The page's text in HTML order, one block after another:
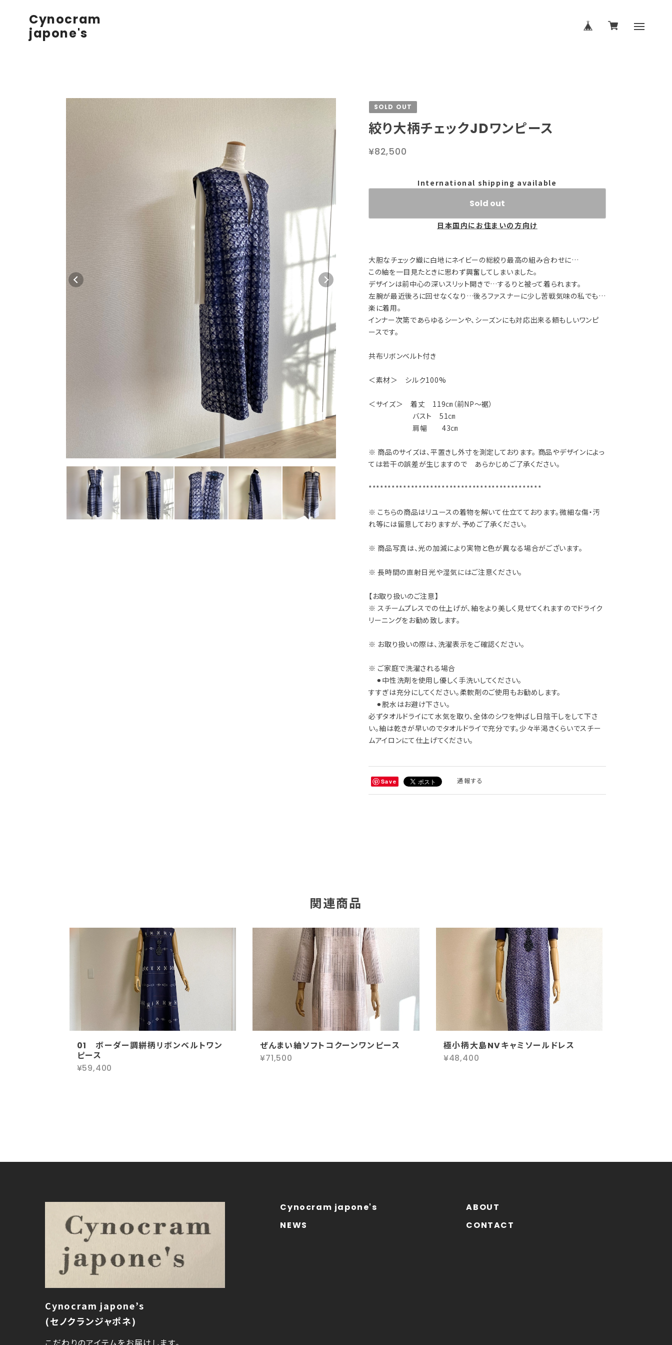
Cynocram
japone's
SOLD OUT
絞り大柄チェックJDワンピース
¥82,500
International shipping available
Sold out
日本国内にお住まいの方向け
大胆なチェック織に白地にネイビーの総絞り最高の組み合わせに…
この紬を一目見たときに思わず興奮してしまいました。
デザインは前中心の深いスリット開きで…するりと被って着られます。
左腕が最近後ろに回せなくなり…後ろファスナーに少し苦戦気味の私でも…
楽に着用。
インナー次第であらゆるシーンや、シーズンにも対応出来る頼もしいワンピ
ースです。
共布リボンベルト付き
＜素材＞ シルク100%
＜サイズ＞ 着丈 119㎝（前NP～裾）
バスト 51㎝
肩幅 43㎝
※ 商品のサイズは、平置きし外寸を測定しております。 商品やデザインによっ
ては若干の誤差が生じますので あらかじめご了承ください。
*********************************************
※ こちらの商品はリユースの着物を解いて仕立てております。微細な傷・汚
れ等には留意しておりますが、予めご了承ください。
※ 商品写真は、光の加減により実物と色が異なる場合がございます。
※ 長時間の直射日光や湿気にはご注意ください。
【お取り扱いのご注意】
※ スチームプレスでの仕上げが、紬をより美しく見せてくれますのでドライク
リーニングをお勧め致します。
※ お取り扱いの際は、洗濯表示をご確認ください。
※ ご家庭で洗濯される場合
⚫︎中性洗剤を使用し優しく手洗いしてください。
すすぎは充分にしてください。柔軟剤のご使用もお勧めします。
⚫︎脱水はお避け下さい。
必ずタオルドライにて水気を取り、全体のシワを伸ばし日陰干しをして下さ
い。紬は乾きが早いのでタオルドライで充分です。少々半渇きくらいでスチー
ムアイロンにて仕上げてください。
Save 通報する
関連商品
01 ボーダー調絣柄リボンベルトワン
ピース
¥59,400
ぜんまい紬ソフトコクーンワンピース
¥71,500
極小柄大島NVキャミソールドレス
¥48,400
Cynocram japone’s
(セノクランジャポネ)
こだわりのアイテムをお届けします。
Cynocram japone's
ABOUT
NEWS
CONTACT